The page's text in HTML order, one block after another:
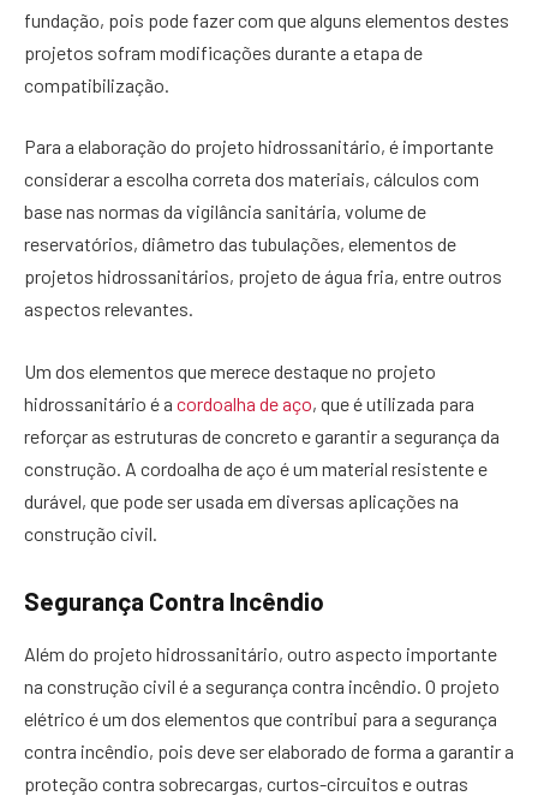
fundação, pois pode fazer com que alguns elementos destes
projetos sofram modificações durante a etapa de
compatibilização.
Para a elaboração do projeto hidrossanitário, é importante
considerar a escolha correta dos materiais, cálculos com
base nas normas da vigilância sanitária, volume de
reservatórios, diâmetro das tubulações, elementos de
projetos hidrossanitários, projeto de água fria, entre outros
aspectos relevantes.
Um dos elementos que merece destaque no projeto
hidrossanitário é a cordoalha de aço, que é utilizada para
reforçar as estruturas de concreto e garantir a segurança da
construção. A cordoalha de aço é um material resistente e
durável, que pode ser usada em diversas aplicações na
construção civil.
Segurança Contra Incêndio
Além do projeto hidrossanitário, outro aspecto importante
na construção civil é a segurança contra incêndio. O projeto
elétrico é um dos elementos que contribui para a segurança
contra incêndio, pois deve ser elaborado de forma a garantir a
proteção contra sobrecargas, curtos-circuitos e outras